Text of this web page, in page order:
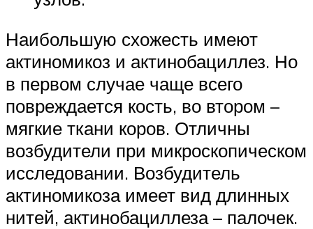
Наибольшую схожесть имеют
актиномикоз и актинобациллез. Но
в первом случае чаще всего
повреждается кость, во втором –
мягкие ткани коров. Отличны
возбудители при микроскопическом
исследовании. Возбудитель
актиномикоза имеет вид длинных
нитей, актинобациллеза – палочек.